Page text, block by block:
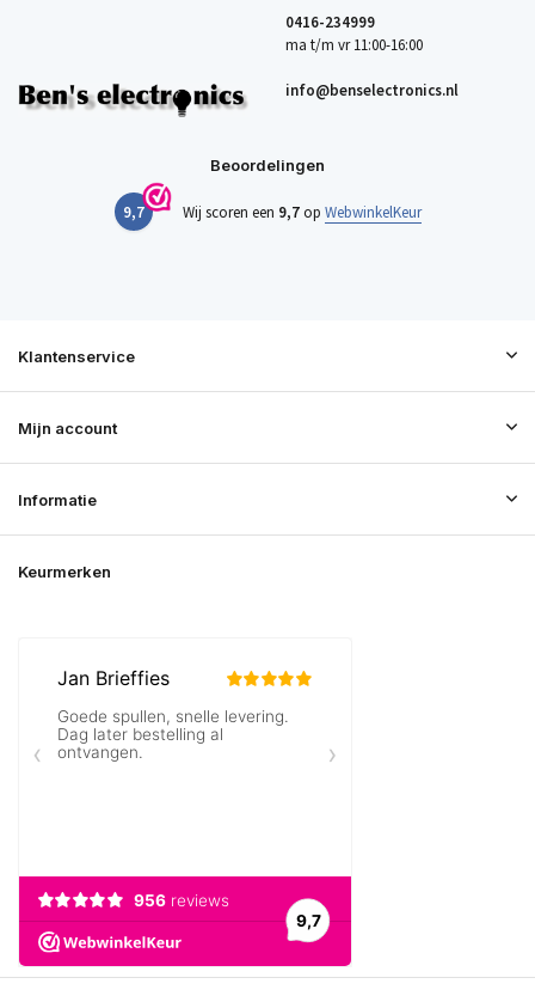
0416-234999
ma t/m vr 11:00-16:00
info@benselectronics.nl
Beoordelingen
9,7 Wij scoren een 9,7op WebwinkelKeur
Klantenservice
Mijn account
Informatie
Keurmerken